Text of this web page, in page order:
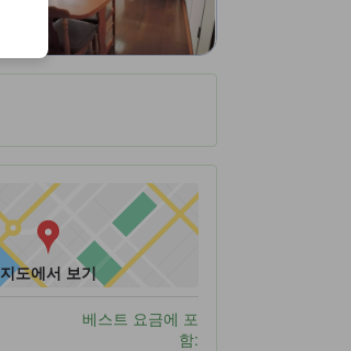
지도에서 보기
베스트 요금에 포
함: